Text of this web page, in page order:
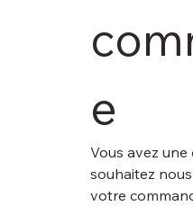
e
Vous avez
souhaitez
votre